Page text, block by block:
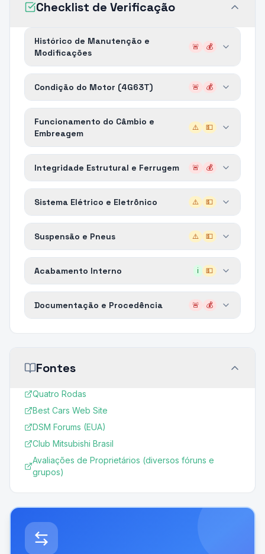
Checklist de Verificação
Histórico de Manutenção e
Modificações
🚨 💰
Condição do Motor (4G63T) 🚨 💰
Funcionamento do Câmbio e
Embreagem
⚠️ 💵
Integridade Estrutural e Ferrugem 🚨 💰
Sistema Elétrico e Eletrônico ⚠️ 💵
Suspensão e Pneus ⚠️ 💵
Acabamento Interno ℹ️ 💵
Documentação e Procedência 🚨 💰
Fontes
Quatro Rodas
Best Cars Web Site
DSM Forums (EUA)
Club Mitsubishi Brasil
Avaliações de Proprietários (diversos fóruns e
grupos)